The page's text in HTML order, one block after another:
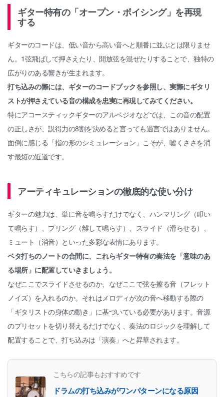
ギター特有の「オープン・ボイシング」を再現
する
ギターのコードは、低い音から高い音へと順番に並ぶとは限りませ
ん。1弦飛ばして押さえたり、開放弦を混ぜたりすることで、独特の
広がりのある響きが生まれます。
打ち込みの際には、ギターのコードブックを参照し、実際にギタリ
ストが押さえている音の構成を忠実に再現してみてください。
特にアコースティックギターのアルペジオなどでは、この音の配置
の正しさが、説得力の8割を決めると言っても過言ではありません。
面倒に感じる「指の形のシミュレーション」こそが、嘘くささを消
す最短の近道です。
アーティキュレーションの徹底的な使い分け
ギターの魅力は、単に音を鳴らすだけでなく、ハンマリング（叩い
て鳴らす）、プリング（離して鳴らす）、スライド（滑らせる）、
ミュート（消音）といった多彩な表情にあります。
ベタ打ちのノートの合間に、これらギター特有の奏法を「意味のあ
る場所」に配置していきましょう。
なぜここでスライドさせるのか、なぜここで弦を擦る音（フレット
ノイズ）を入れるのか。それはメロディが次の音へ移動する際の
「ギタリストの身体の動き」に基づいている必要があります。音源
のプリセットを切り替えるだけでなく、奏法のロジックを理解して
配置することで、打ち込みは「演奏」へと昇華されます。
こちらの記事もおすすめです
ドラムの打ち込みがワンパターンになる原因